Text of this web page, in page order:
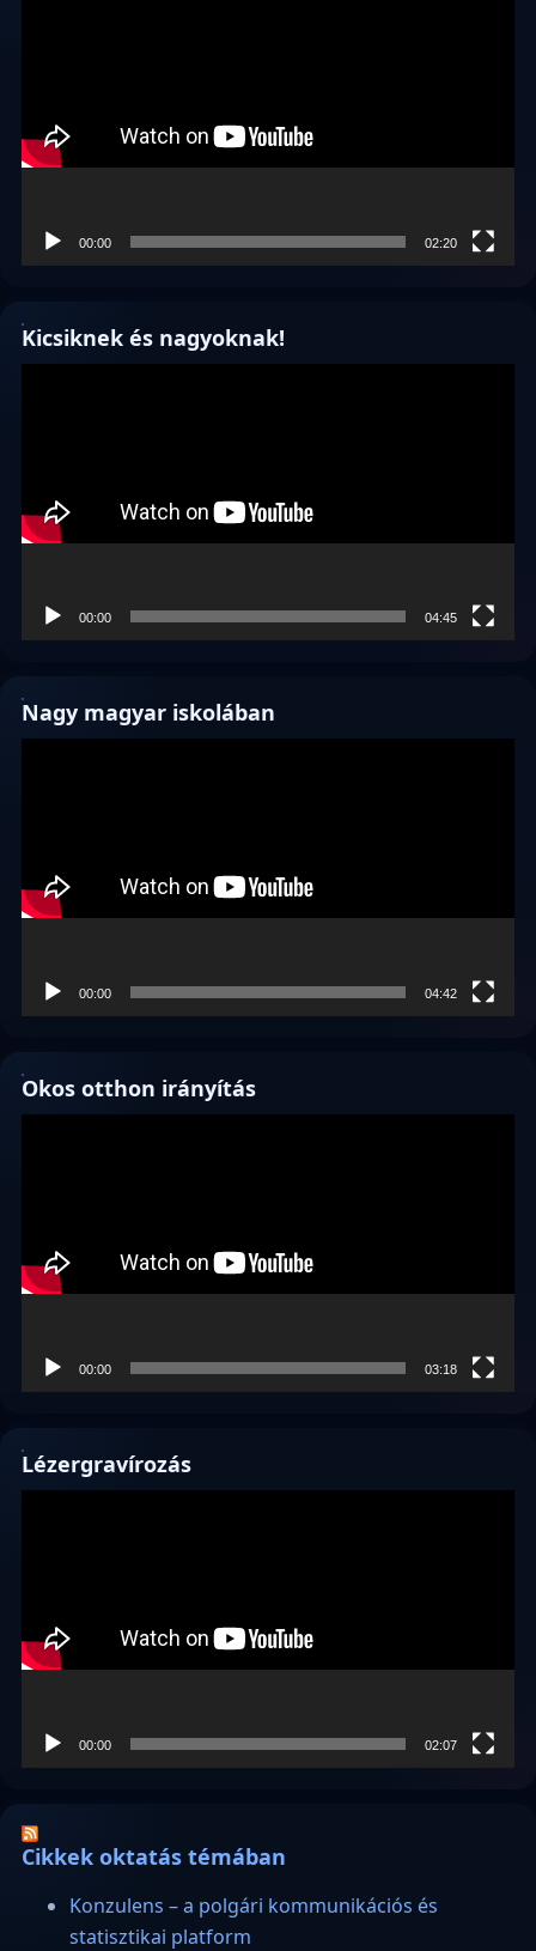
00:00 02:20
Kicsiknek és nagyoknak!
00:00 04:45
Nagy magyar iskolában
00:00 04:42
Okos otthon irányítás
00:00 03:18
Lézergravírozás
00:00 02:07
Cikkek oktatás témában
Konzulens – a polgári kommunikációs és
statisztikai platform